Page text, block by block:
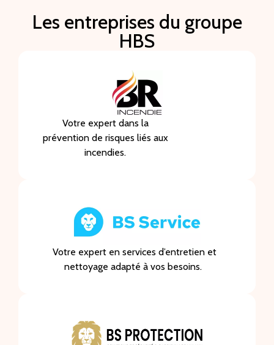
Les entreprises du groupe
HBS
Votre expert dans la
prévention de risques liés aux
incendies.
Votre expert en services d’entretien et
nettoyage adapté à vos besoins.